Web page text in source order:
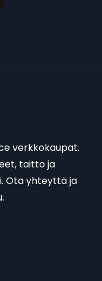
verkkokaupat.
taitto ja
Ota yhteyttä ja